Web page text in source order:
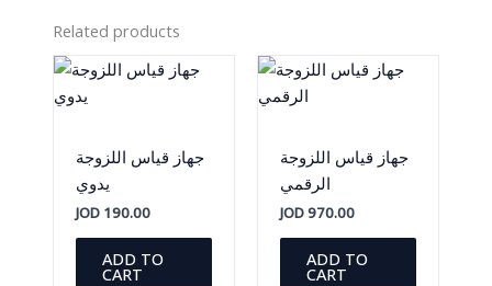
Related products
جهاز قياس اللزوجة
يدوي
JOD190.00
ADD TO
CART
جهاز قياس اللزوجة
الرقمي
JOD970.00
ADD TO
CART